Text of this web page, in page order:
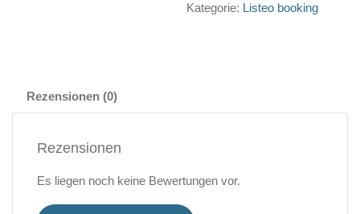
Kategorie: Listeo booking
Rezensionen (0)
Rezensionen
Es liegen noch keine Bewertungen vor.